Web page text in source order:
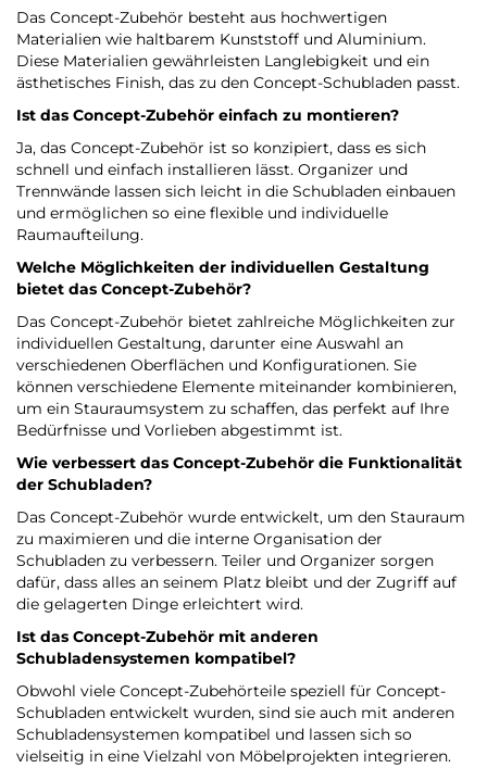
Das Concept-Zubehör besteht aus hochwertigen
Materialien wie haltbarem Kunststoff und Aluminium.
Diese Materialien gewährleisten Langlebigkeit und ein
ästhetisches Finish, das zu den Concept-Schubladen passt.
Ist das Concept-Zubehör einfach zu montieren?
Ja, das Concept-Zubehör ist so konzipiert, dass es sich
schnell und einfach installieren lässt. Organizer und
Trennwände lassen sich leicht in die Schubladen einbauen
und ermöglichen so eine flexible und individuelle
Raumaufteilung.
Welche Möglichkeiten der individuellen Gestaltung
bietet das Concept-Zubehör?
Das Concept-Zubehör bietet zahlreiche Möglichkeiten zur
individuellen Gestaltung, darunter eine Auswahl an
verschiedenen Oberflächen und Konfigurationen. Sie
können verschiedene Elemente miteinander kombinieren,
um ein Stauraumsystem zu schaffen, das perfekt auf Ihre
Bedürfnisse und Vorlieben abgestimmt ist.
Wie verbessert das Concept-Zubehör die Funktionalität
der Schubladen?
Das Concept-Zubehör wurde entwickelt, um den Stauraum
zu maximieren und die interne Organisation der
Schubladen zu verbessern. Teiler und Organizer sorgen
dafür, dass alles an seinem Platz bleibt und der Zugriff auf
die gelagerten Dinge erleichtert wird.
Ist das Concept-Zubehör mit anderen
Schubladensystemen kompatibel?
Obwohl viele Concept-Zubehörteile speziell für Concept-
Schubladen entwickelt wurden, sind sie auch mit anderen
Schubladensystemen kompatibel und lassen sich so
vielseitig in eine Vielzahl von Möbelprojekten integrieren.